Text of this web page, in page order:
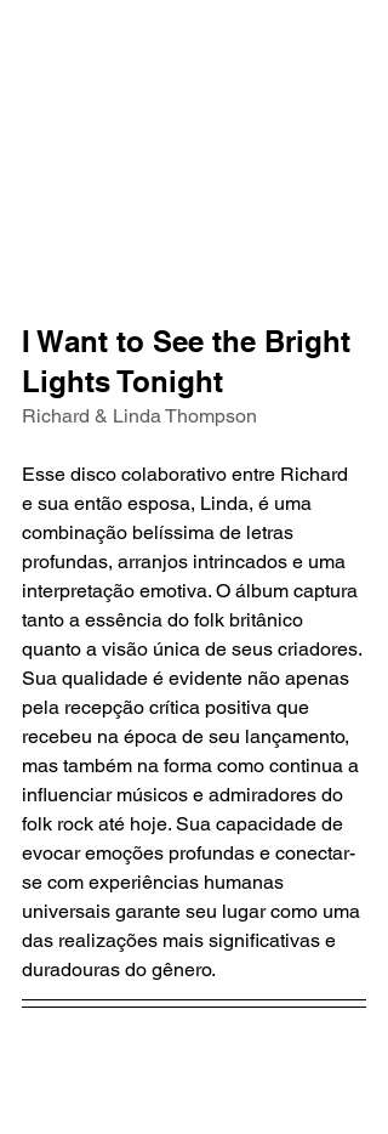
I Want to See the Bright
Lights Tonight
Richard & Linda Thompson
Esse disco colaborativo entre Richard
e sua então esposa, Linda, é uma
combinação belíssima de letras
profundas, arranjos intrincados e uma
interpretação emotiva. O álbum captura
tanto a essência do folk britânico
quanto a visão única de seus criadores.
Sua qualidade é evidente não apenas
pela recepção crítica positiva que
recebeu na época de seu lançamento,
mas também na forma como continua a
influenciar músicos e admiradores do
folk rock até hoje. Sua capacidade de
evocar emoções profundas e conectar-
se com experiências humanas
universais garante seu lugar como uma
das realizações mais significativas e
duradouras do gênero.